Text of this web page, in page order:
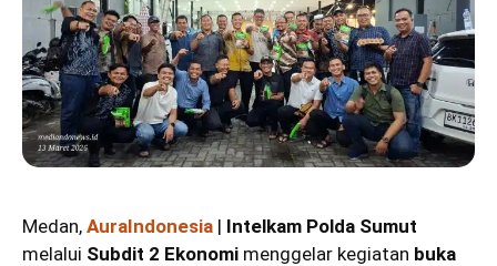
Medan, AuraIndonesia | Intelkam Polda Sumut
melalui Subdit 2 Ekonomi menggelar kegiatan buka